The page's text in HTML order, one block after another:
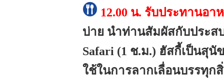
12.00 น. รับประทานอา
บ่าย นำท่านสัมผัสกับประส
Safari (1 ช.ม.) ฮัสกี้เป็นสุนั
ใช้ในการลากเลื่อนบรรทุ